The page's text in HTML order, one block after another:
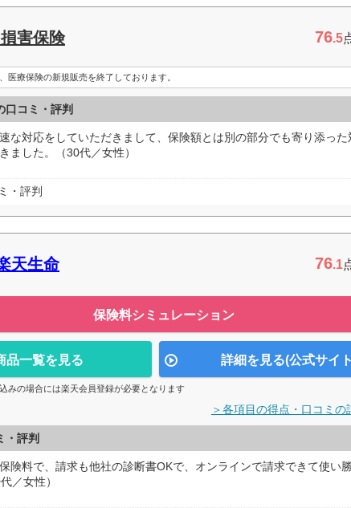
害保険 76.5
医療保険の新規販売を終了しております。
口コミ・評判
な対応をしていただきまして、保険額とは別の部分でも寄り添った
ました。（30代／女性）
・評判
天生命 76.1
保険料シミュレーション
品一覧を見る 詳細を見る(公式サイ
みの場合には楽天会員登録が必要となります
＞各項目の得点・口コミの
・評判
険料で、請求も他社の診断書OKで、オンラインで請求できて使い
／女性）